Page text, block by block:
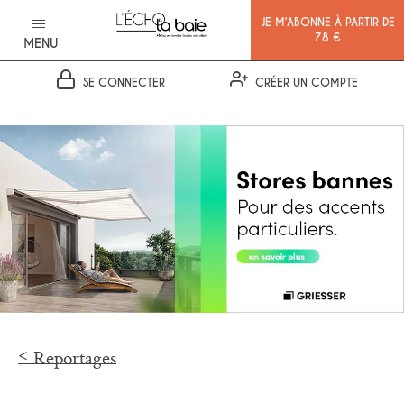
MENU
JE M’ABONNE À PARTIR DE
78 €
SE CONNECTER CRÉER UN COMPTE
Reportages